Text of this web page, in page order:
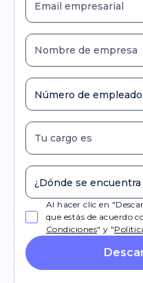
Al hacer clic en
que estás de acuerdo
Condiciones" y "